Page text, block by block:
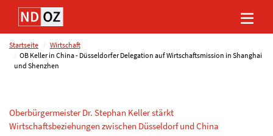
Direkt
Inhalt
(Eingabetaste)
Direkt
Hauptmenu
(Eingabetaste)
Direkt
Suche
(Eingabetaste)
Direkt
Footer
(Eingabetaste)
Startseite
Wirtschaft
OB Keller in China - Düsseldorfer Delegation auf Wirtschaftsmission in Shanghai
und Shenzhen
Oberbürgermeister Dr. Stephan Keller stärkt
Wirtschaftsbeziehungen zwischen Düsseldorf und China